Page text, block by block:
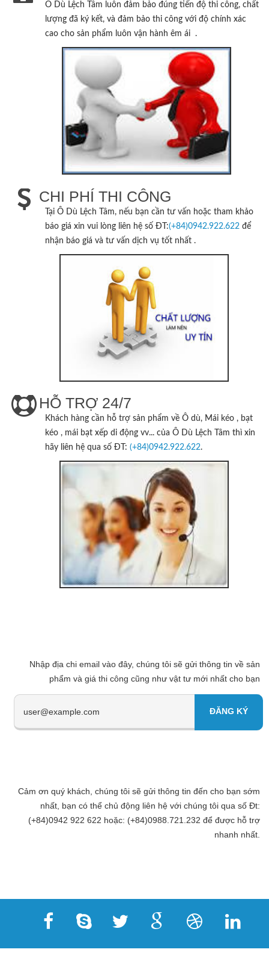
Ô Dù Lệch Tâm luôn đảm bảo đúng tiến độ thi công, chất
lượng đã ký kết, và đảm bảo thi công với độ chính xác
cao cho sản phẩm luôn vận hành êm ái .
CHI PHÍ THI CÔNG
Tại Ô Dù Lệch Tâm, nếu bạn cần tư vấn hoặc tham khảo
báo giá xin vui lòng liên hệ số ĐT:(+84)0942.922.622 để
nhận báo giá và tư vấn dịch vụ tốt nhất .
HỖ TRỢ 24/7
Khách hàng cần hỗ trợ sản phẩm về Ô dù, Mái kéo , bạt
kéo , mái bạt xếp di động vv... của Ô Dù Lệch Tâm thì xin
hãy liên hệ qua số ĐT: (+84)0942.922.622.
Nhập địa chi email vào đây, chúng tôi sẽ gửi thông tin về sản
phẩm và giá thi công cũng như vật tư mới nhất cho bạn
Cảm ơn quý khách, chúng tôi sẽ gửi thông tin đến cho bạn sớm
nhất, bạn có thể chủ động liên hệ với chúng tôi qua số Đt:
(+84)0942 922 622 hoặc: (+84)0988.721.232 để được hỗ trợ
nhanh nhất.